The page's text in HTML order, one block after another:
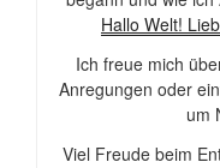
Hallo Welt!
Ich freue mich
Anregungen oder
um
Viel Freude beim